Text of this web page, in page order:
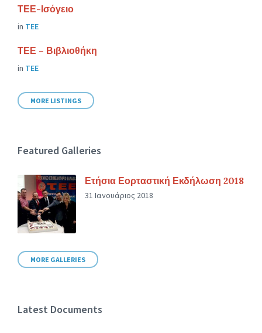
ΤΕΕ-Ισόγειο
in ΤΕΕ
ΤΕΕ – Βιβλιοθήκη
in ΤΕΕ
MORE LISTINGS
Featured Galleries
Ετήσια Εορταστική Εκδήλωση 2018
31 Ιανουάριος 2018
MORE GALLERIES
Latest Documents